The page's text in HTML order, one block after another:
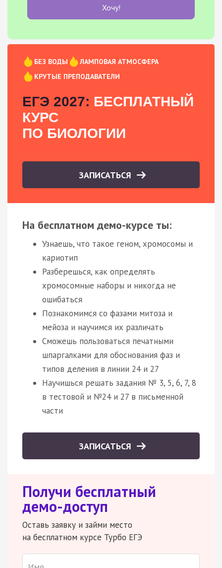
Хочу!
БЕЗ ВОДЫ
ЛАМПОВАЯ АТМОСФЕРА
КРУТЫЕ ПРЕПОДАВАТЕЛИ
ЕГЭ 2027: БЕСПЛАТНЫЙ
КУРС
ПО БИОЛОГИИ
ЗАПИСАТЬСЯ
На бесплатном демо-курсе ты:
Узнаешь, что такое геном, хромосомы и
кариотип
Разберешься, как определять
хромосомные наборы и никогда не
ошибаться
Познакомимся со фазами митоза и
мейоза и научимся их различать
Сможешь пользоваться печатными
шпаргалками для обоснования фаз и
типов деления в линии 24 и 27
Научишься решать задания № 3, 5, 6, 7, 8
в тестовой и №24 и 27 в письменной
части
ЗАПИСАТЬСЯ
Получи бесплатный
демо-доступ
Оставь заявку и займи место
на бесплатном курсе Турбо ЕГЭ